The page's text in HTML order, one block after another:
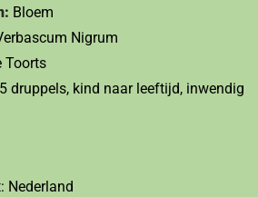
Bloem
Nigrum
Toorts
druppels, kind naar leeftijd, inwendig
Nederland